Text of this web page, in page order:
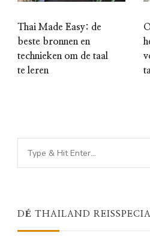
Thai Made Easy: de
beste bronnen en
technieken om de taal
te leren
Looking
for
DÉ THAILAND